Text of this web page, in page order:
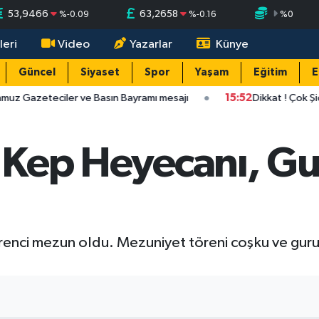
53,9466 %-0.09 63,2658 %-0.16 %0
Video Yazarlar Künye
Güncel Siyaset Spor Yaşam Eğitim
Basın Bayramı mesajı 15:52Dikkat ! Çok Şiddetli Geliyor
Kep Heyecanı,
mezun oldu. Mezuniyet töreni coşku ve